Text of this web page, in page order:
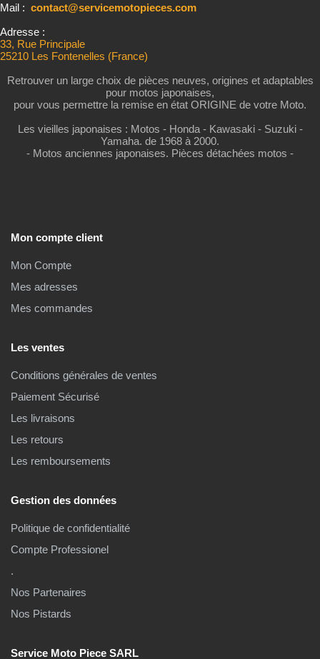
Mail : contact@servicemotopieces.com
Adresse :
33, Rue Principale
25210 Les Fontenelles (France)
Retrouver un large choix de pièces neuves, origines et adaptables
pour motos japonaises,
pour vous permettre la remise en état ORIGINE de votre Moto.
Les vieilles japonaises : Motos - Honda - Kawasaki - Suzuki -
Yamaha. de 1968 à 2000.
- Motos anciennes japonaises. Pièces détachées motos -
Mon compte client
Mon Compte
Mes adresses
Mes commandes
Les ventes
Conditions générales de ventes
Paiement Sécurisé
Les livraisons
Les retours
Les remboursements
Gestion des données
Politique de confidentialité
Compte Professionel
.
Nos Partenaires
Nos Pistards
Service Moto Piece SARL